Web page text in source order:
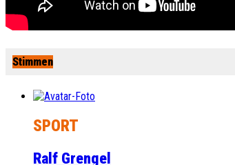
Stimmen
SPORT
Ralf Grengel